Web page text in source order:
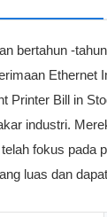
bertahun -
Bill in
industri.
fokus
luas dan